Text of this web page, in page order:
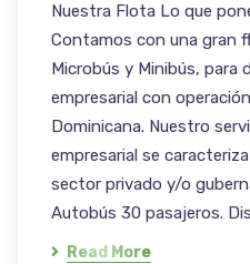
Nuestra Flota Lo que
Contamos con una gran
Microbús y Minibús,
empresarial con
Dominicana. Nuestro
empresarial se
sector privado y/o
Autobús 30 pasajeros.
Read More